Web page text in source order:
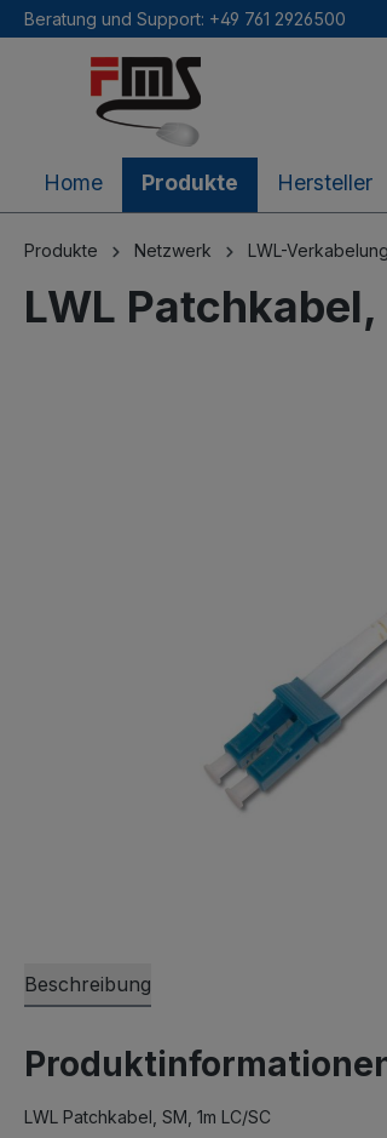
springen
Beratung und Support: +49 761 2926500
Home Produkte Hersteller
Produkte Netzwerk LWL-Verkabelung
LWL Patchkabel,
Beschreibung
LWL Patchkabel, SM, 1m LC/SC